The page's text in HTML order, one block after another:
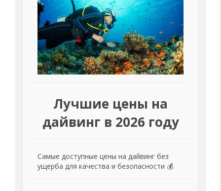
Лучшие цены на
дайвинг в 2026 году
Самые доступные цены на дайвинг без
ущерба для качества и безопасности 💰